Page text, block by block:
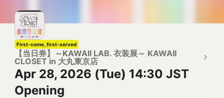
First-come, first-served
【当日券】～KAWAII LAB. 衣装展～ KAWAII
CLOSET in 大丸東京店
Apr 28, 2026 (Tue) 14:30 JST
Opening